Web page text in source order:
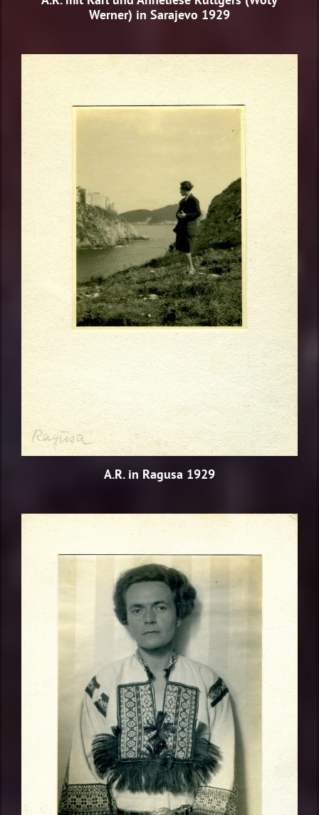
Werner) in Sarajevo 1929
A.R. in Ragusa 1929